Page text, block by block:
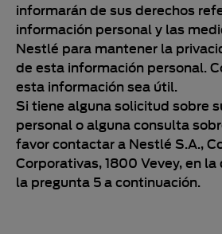
informarán de sus derechos
información personal y las
Nestlé para mantener la
de esta información personal.
esta información sea útil.
Si tiene alguna solicitud sobre
personal o alguna consulta
favor contactar a Nestlé S.A.,
Corporativas, 1800 Vevey, en
la pregunta 5 a continuación.